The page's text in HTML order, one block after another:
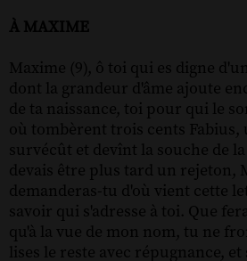
À MAXIME
Maxime (9), ô toi qui es digne
dont la grandeur d'âme ajoute
de ta naissance, toi pour qui le
où tombèrent trois cents Fabius,
survécût et devînt la souche de
devais être plus tard un rejeton,
demanderas-tu d'où vient cette
savoir qui s'adresse à toi. Que
qu'à la vue de mon nom, tu ne
lises le reste avec répugnance,